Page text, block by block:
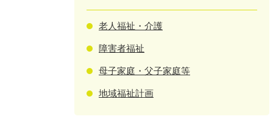
老人福祉・介護
障害者福祉
母子家庭・父子家庭等
地域福祉計画